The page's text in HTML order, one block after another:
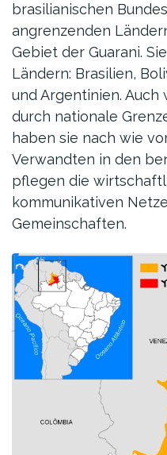
brasilianischen
angrenzenden
Gebiet der Guarani.
Ländern: Brasilien,
und Argentinien.
durch nationale
haben sie nach wie
Verwandten in den
pflegen die
kommunikativen
Gemeinschaften.